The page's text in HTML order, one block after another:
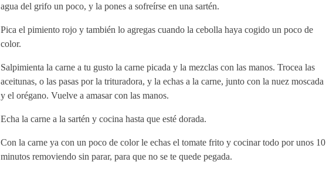
agua del grifo un poco, y la pones a sofreírse en una sartén.
Pica el pimiento rojo y también lo agregas cuando la cebolla haya cogido un poco de
color.
Salpimienta la carne a tu gusto la carne picada y la mezclas con las manos. Trocea las
aceitunas, o las pasas por la trituradora, y la echas a la carne, junto con la nuez moscada
y el orégano. Vuelve a amasar con las manos.
Echa la carne a la sartén y cocina hasta que esté dorada.
Con la carne ya con un poco de color le echas el tomate frito y cocinar todo por unos 10
minutos removiendo sin parar, para que no se te quede pegada.